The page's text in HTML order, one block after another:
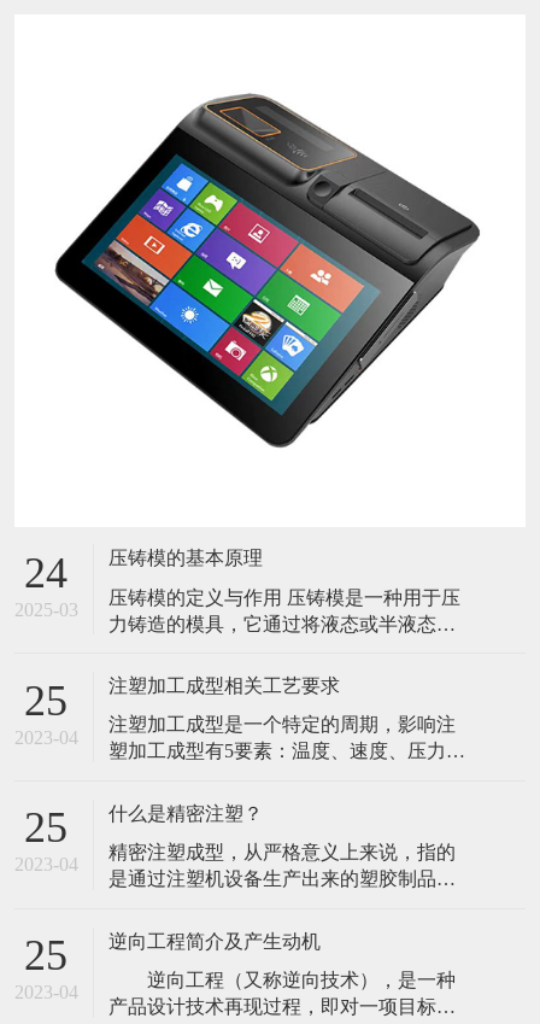
24
2025-03
压铸模的基本原理
压铸模的定义与作用 压铸模是一种用于压
力铸造的模具，它通过将液态或半液态金
压力下凝固成型，从而获得具有精确尺
现代制造业中，压铸模广泛应用于汽车、
航空航天、电子、家电等众多领域，能够
金等金
25
2023-04
注塑加工成型相关工艺要求
注塑加工成型是一个特定的周期，影响注
塑加工成型有5要素：温度、速度、压力、
成型加工的质量。注塑加工成型中经常遇
到的品质问题，大多源于五点未控制好而
引发的品质异常。 温度是注射成型的首要
因素，温度可以分为：干燥温度、物料温
为塑料
25
2023-04
什么是精密注塑？
精密注塑成型，从严格意义上来说，指的
是通过注塑机设备生产出来的塑胶制品的
尺寸在0.01～0.001mm之间的一种注射成型
生产方式。富豪盛专门整理了什么是精密
注塑的相关资料，希望对您有所帮助。 什
么是精密注塑？联星来告诉你 精密注塑是
25
2023-04
逆向工程简介及产生动机
逆向工程（又称逆向技术），是一种
产品设计技术再现过程，即对一项目标产